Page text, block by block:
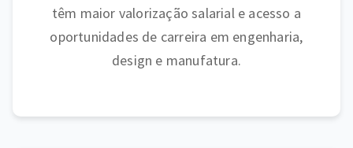
têm maior valorização salarial e acesso a
oportunidades de carreira em engenharia,
design e manufatura.